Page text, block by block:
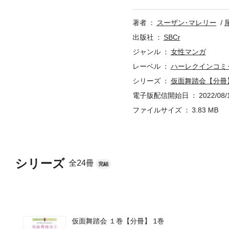
シリーズ 全24冊 完結
仮面舞踏会 １巻【分冊】 1巻
著者 スーザン･マレリー
出版社
SBCr
ジャンル
女性マンガ
レーベル
ハーレクインコミ
シリーズ
仮面舞踏会【分冊
電子版配信開始日
2022/08/
ファイルサイズ
3.83 MB